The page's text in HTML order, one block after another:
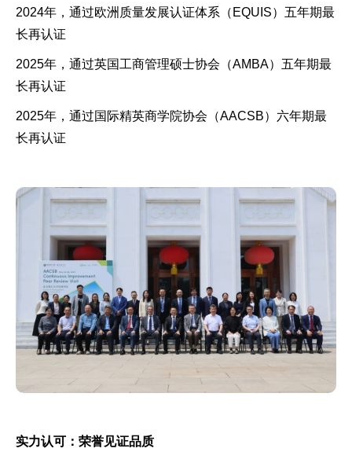
2024年，通过欧洲质量发展认证体系（EQUIS）五年期最
长再认证
2025年，通过英国工商管理硕士协会（AMBA）五年期最
长再认证
2025年，通过国际精英商学院协会（AACSB）六年期最
长再认证
实力认可：荣誉见证品质